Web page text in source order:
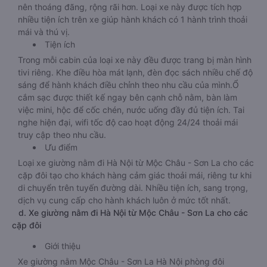
nên thoáng đãng, rộng rãi hơn. Loại xe này được tích hợp
nhiều tiện ích trên xe giúp hành khách có 1 hành trình thoải
mái và thú vị.
Tiện ích
Trong mỗi cabin của loại xe này đều được trang bị màn hình
tivi riêng. Khe điều hòa mát lạnh, đèn đọc sách nhiều chế độ
sáng để hành khách điều chỉnh theo nhu cầu của mình.Ổ
cắm sạc được thiết kế ngay bên cạnh chỗ nằm, bàn làm
việc mini, hộc để cốc chén, nước uống đầy đủ tiện ích. Tai
nghe hiện đại, wifi tốc độ cao hoạt động 24/24 thoải mái
truy cập theo nhu cầu.
Ưu điểm
Loại xe giường nằm đi Hà Nội từ Mộc Châu - Sơn La cho các
cặp đôi tạo cho khách hàng cảm giác thoải mái, riêng tư khi
di chuyển trên tuyến đường dài. Nhiều tiện ích, sang trọng,
dịch vụ cung cấp cho hành khách luôn ở mức tốt nhất.
d. Xe giường nằm đi Hà Nội từ Mộc Châu - Sơn La cho các
cặp đôi
Giới thiệu
Xe giường nằm Mộc Châu - Sơn La Hà Nội phòng đôi